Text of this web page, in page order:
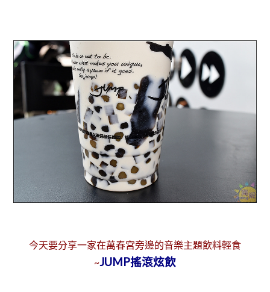
今天要分享一家在萬春宮旁邊的音樂主題飲料輕食
~JUMP搖滾炫飲